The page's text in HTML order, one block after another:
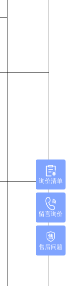
询价清单
留言询价
售后问题